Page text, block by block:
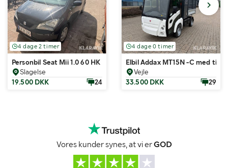
4 dage 2 timer
Personbil Seat Mii 1.0 60 HK
Slagelse
19.500 DKK
24
4 dage 0 timer
Elbil Addax MT15N-C med
Vejle
33.500 DKK
29
Vores kunder synes, at vi erGOD